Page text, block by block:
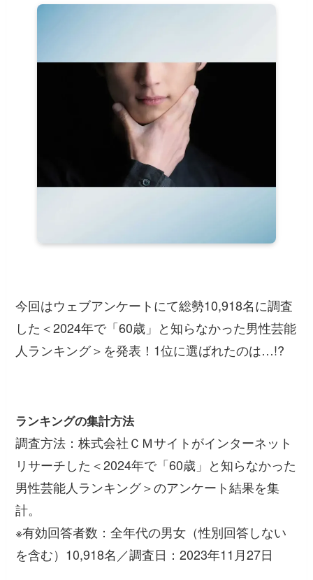
今回はウェブアンケートにて総勢10,918名に調査
した＜2024年で「60歳」と知らなかった男性芸能
人ランキング＞を発表！1位に選ばれたのは…!?
ランキングの集計方法
調査方法：株式会社ＣＭサイトがインターネット
リサーチした＜2024年で「60歳」と知らなかった
男性芸能人ランキング＞のアンケート結果を集
計。
※有効回答者数：全年代の男女（性別回答しない
を含む）10,918名／調査日：2023年11月27日